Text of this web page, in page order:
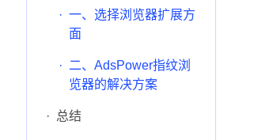
· 一、选择浏览器扩展方
面
· 二、AdsPower指纹浏
览器的解决方案
· 总结